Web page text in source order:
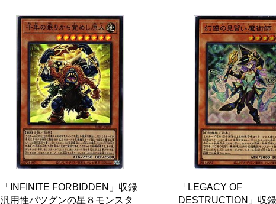
「INFINITE FORBIDDEN」収録
汎用性バツグンの星８モンスタ
「LEGACY OF
DESTRUCTION」収録